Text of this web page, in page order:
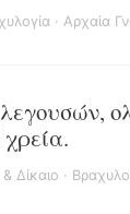
· Αρχαία
Δίκαιο ·